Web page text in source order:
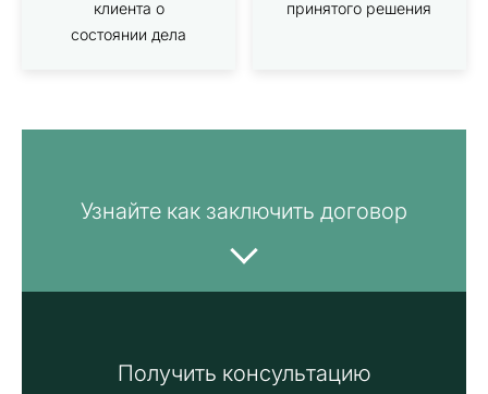
клиента о
состоянии дела
принятого решения
Узнайте как заключить договор
Получить консультацию